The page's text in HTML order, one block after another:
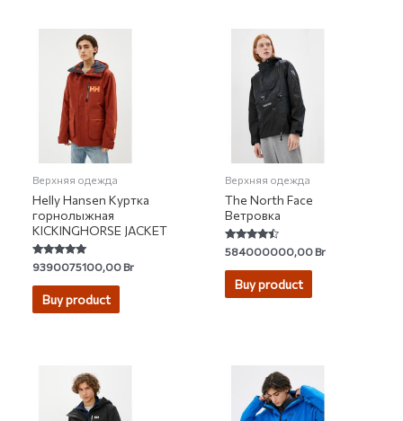
Верхняя одежда
Helly Hansen Куртка
горнолыжная
KICKINGHORSE JACKET
Rated
4.83
out of 5
9390075100,00Br
Buy product
Верхняя одежда
The North Face
Ветровка
Rated
4.20
out of 5
584000000,00Br
Buy product